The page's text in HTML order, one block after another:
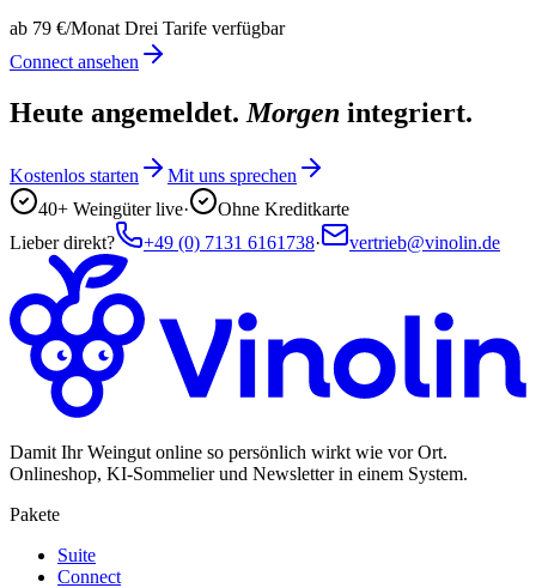
ab 79 €/Monat Drei Tarife verfügbar
Connect ansehen
Heute angemeldet. Morgen integriert.
Kostenlos starten
Mit uns sprechen
40+ Weingüter live·
Ohne Kreditkarte
Lieber direkt?
+49 (0) 7131 6161738· vertrieb@vinolin.de
Damit Ihr Weingut online so persönlich wirkt wie vor Ort.
Onlineshop, KI-Sommelier und Newsletter in einem System.
Pakete
Suite
Connect